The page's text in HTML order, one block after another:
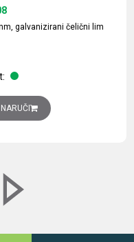
galvanizirani čelični lim
ploča V1000xŠ800mm,
NARUČI